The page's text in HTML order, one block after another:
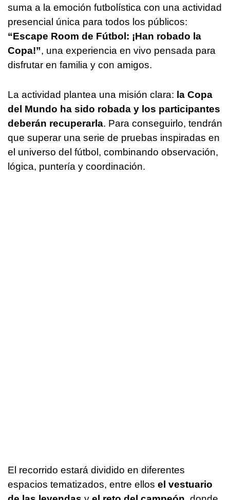
suma a la emoción futbolística con una actividad
presencial única para todos los públicos:
“Escape Room de Fútbol: ¡Han robado la
Copa!”, una experiencia en vivo pensada para
disfrutar en familia y con amigos.
La actividad plantea una misión clara: la Copa
del Mundo ha sido robada y los participantes
deberán recuperarla. Para conseguirlo, tendrán
que superar una serie de pruebas inspiradas en
el universo del fútbol, combinando observación,
lógica, puntería y coordinación.
El recorrido estará dividido en diferentes
espacios tematizados, entre ellos el vestuario